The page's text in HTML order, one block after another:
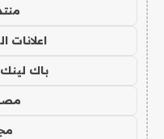
اعلانات
باك